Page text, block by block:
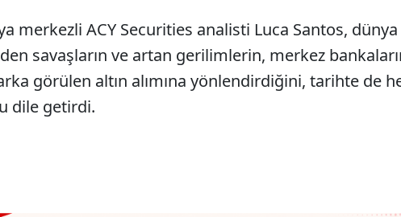
merkezli ACY Securities analisti Luca Santos,
savaşların ve artan gerilimlerin, merkez
görülen altın alımına yönlendirdiğini, tarihte de
dile getirdi.